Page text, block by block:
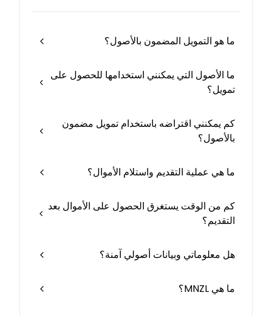
ما هو التمويل المضمون بالأصول؟
ما الأصول التي يمكنني استخدامها للحصول على
تمويل؟
كم يمكنني اقتراضه باستخدام تمويل مضمون
بالأصول؟
ما هي عملية التقديم واستلام الأموال؟
كم من الوقت يستغرق الحصول على الأموال بعد
التقديم؟
هل معلوماتي وبيانات أصولي آمنة؟
ما هي MNZL؟